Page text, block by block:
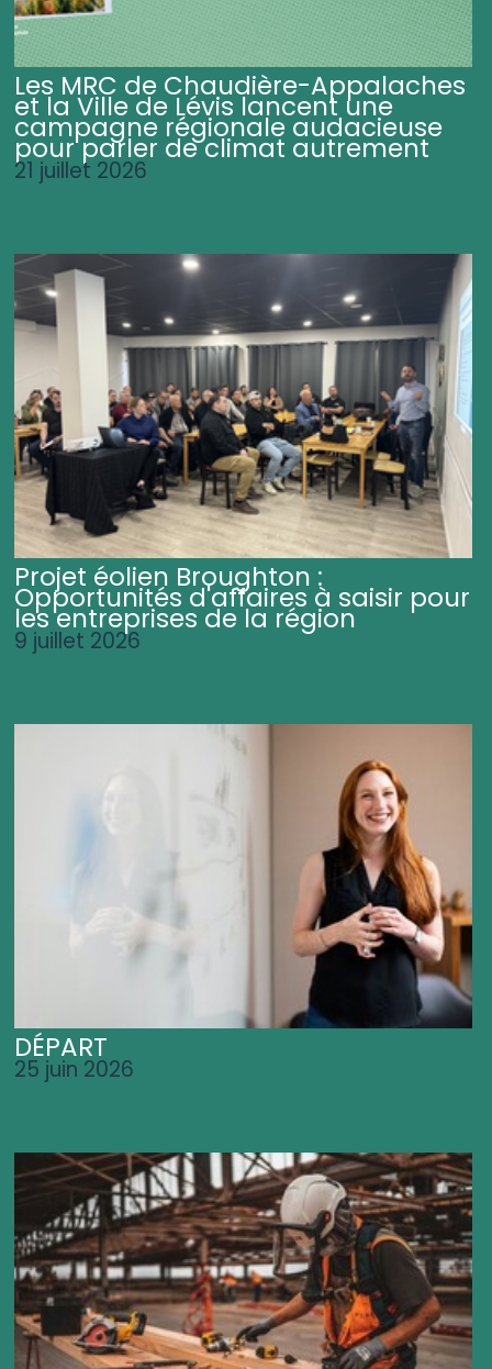
Les MRC de Chaudière-Appalaches
et la Ville de Lévis lancent une
campagne régionale audacieuse
pour parler de climat autrement
21 juillet 2026
Projet éolien Broughton :
Opportunités d'affaires à saisir pour
les entreprises de la région
9 juillet 2026
DÉPART
25 juin 2026